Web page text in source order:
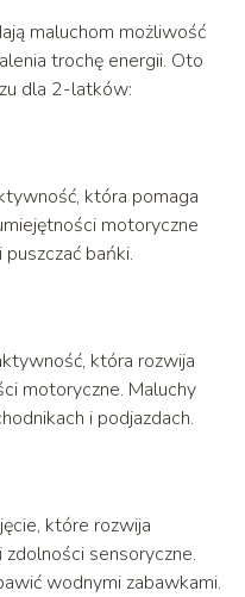
maluchom możliwość
trochę energii. Oto
dla 2-latków:
która pomaga
motoryczne
bańki.
która rozwija
motoryczne. Maluchy
i podjazdach.
które rozwija
sensoryczne.
wodnymi zabawkami.